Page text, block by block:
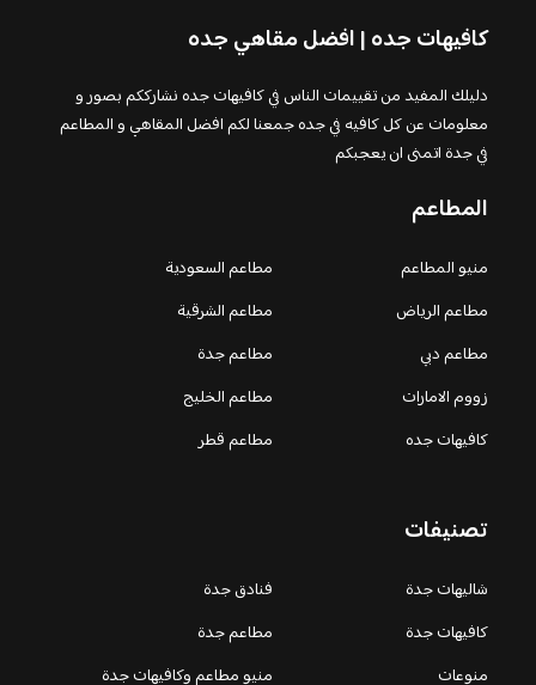
كافيهات جده | افضل مقاهي جده
دليلك المفيد من تقييمات الناس في كافيهات جده نشارككم بصور و
معلومات عن كل كافيه في جده جمعنا لكم افضل المقاهي و المطاعم
في جدة اتمنى ان يعجبكم
المطاعم
منيو المطاعم
مطاعم السعودية
مطاعم الرياض
مطاعم الشرقية
مطاعم دبي
مطاعم جدة
زووم الامارات
مطاعم الخليج
كافيهات جده
مطاعم قطر
تصنيفات
شاليهات جدة
فنادق جدة
كافيهات جدة
مطاعم جدة
منوعات
منيو مطاعم وكافيهات جدة